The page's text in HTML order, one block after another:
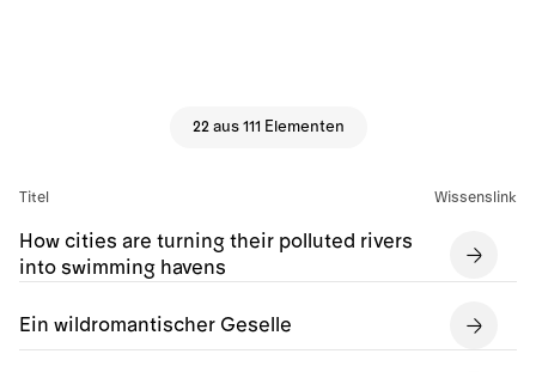
22 aus 111 Elementen
Titel Wissenslink
How cities are turning their polluted rivers
into swimming havens
Ein wildromantischer Geselle